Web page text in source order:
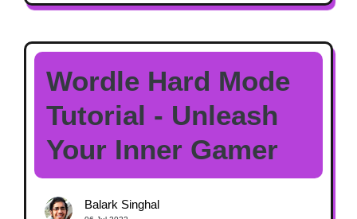
Wordle Hard Mode
Tutorial - Unleash
Your Inner Gamer
Balark Singhal